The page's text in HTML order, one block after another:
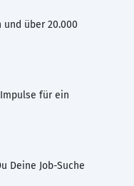
und über 20.000
für ein
Deine Job-Suche